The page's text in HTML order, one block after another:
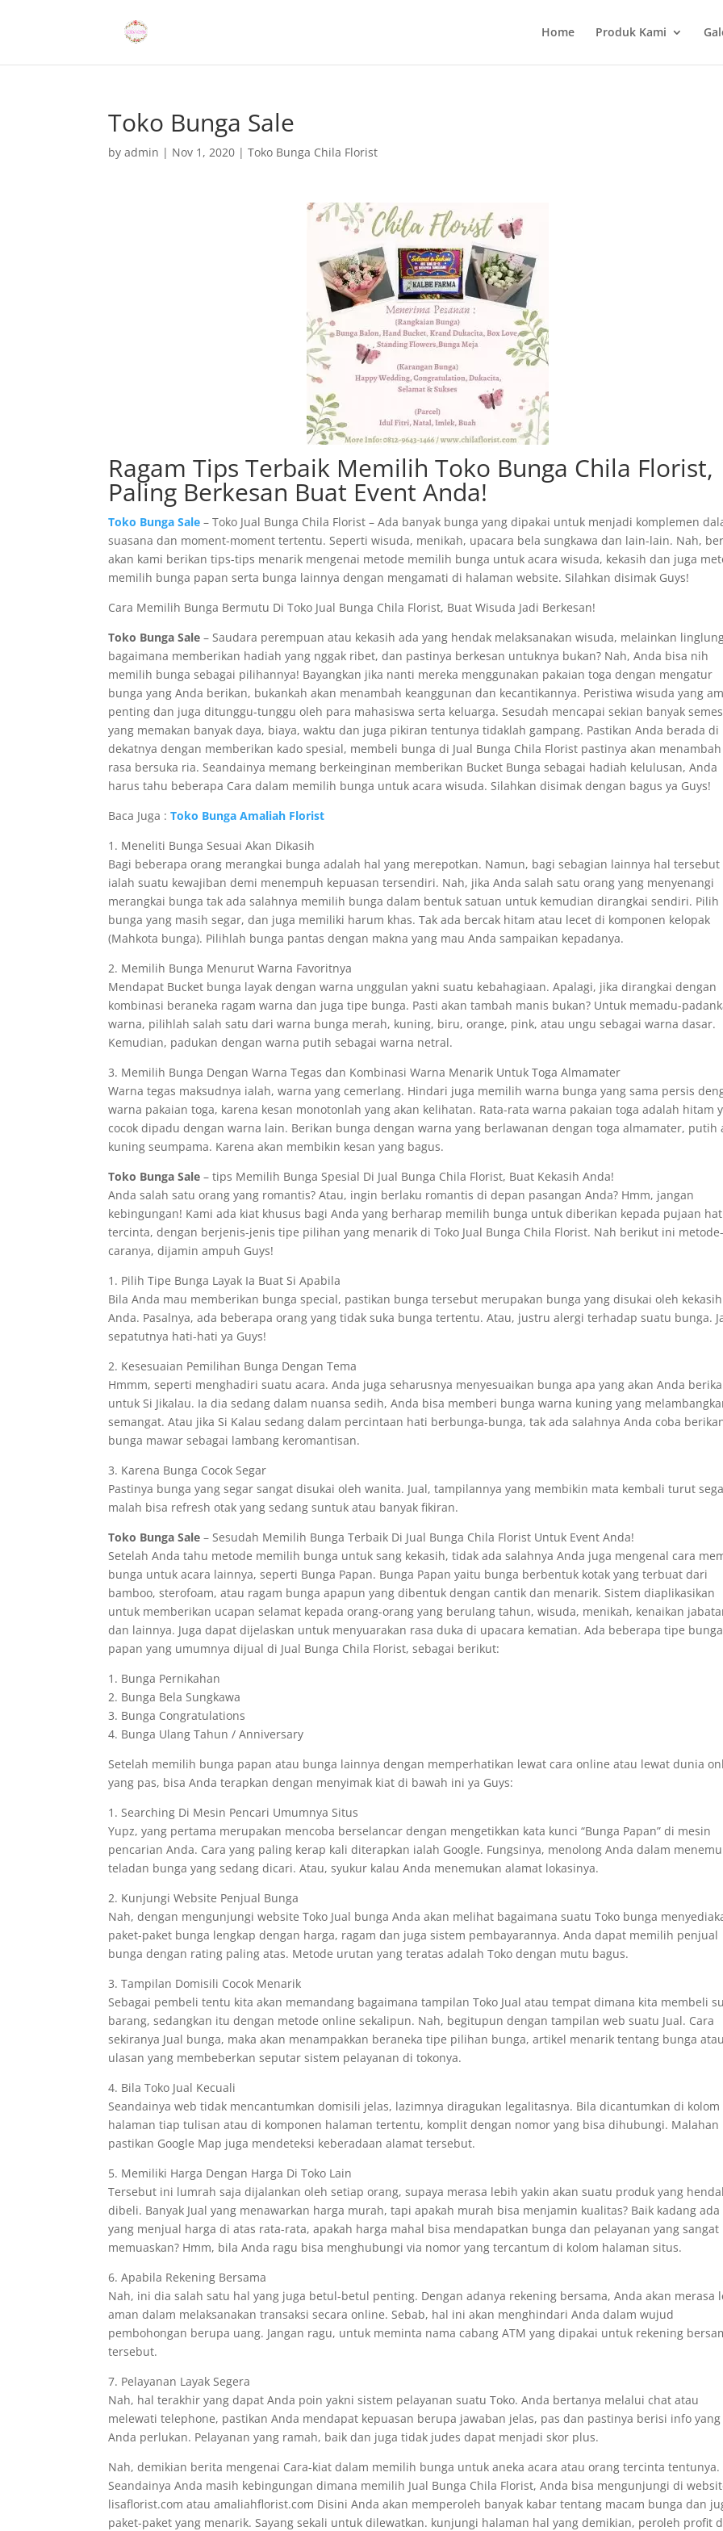
Home Produk Kami
Toko Bunga Sale
byadmin | Nov 1, 2020 |Toko Bunga Chila Florist
Ragam Tips Terbaik Memilih Toko Bunga Chila Florist,
Paling Berkesan Buat Event Anda!
Toko Bunga Sale – Toko Jual Bunga Chila Florist – Ada banyak bunga yang dipakai untuk menjadi komplemen
suasana dan moment-moment tertentu. Seperti wisuda, menikah, upacara bela sungkawa dan lain-lain. Nah,
akan kami berikan tips-tips menarik mengenai metode memilih bunga untuk acara wisuda, kekasih dan juga
memilih bunga papan serta bunga lainnya dengan mengamati di halaman website. Silahkan disimak Guys!
Cara Memilih Bunga Bermutu Di Toko Jual Bunga Chila Florist, Buat Wisuda Jadi Berkesan!
Toko Bunga Sale – Saudara perempuan atau kekasih ada yang hendak melaksanakan wisuda, melainkan
bagaimana memberikan hadiah yang nggak ribet, dan pastinya berkesan untuknya bukan? Nah, Anda bisa nih
memilih bunga sebagai pilihannya! Bayangkan jika nanti mereka menggunakan pakaian toga dengan mengatur
bunga yang Anda berikan, bukankah akan menambah keanggunan dan kecantikannya. Peristiwa wisuda yang
penting dan juga ditunggu-tunggu oleh para mahasiswa serta keluarga. Sesudah mencapai sekian banyak
yang memakan banyak daya, biaya, waktu dan juga pikiran tentunya tidaklah gampang. Pastikan Anda berada di
dekatnya dengan memberikan kado spesial, membeli bunga di Jual Bunga Chila Florist pastinya akan menambah
rasa bersuka ria. Seandainya memang berkeinginan memberikan Bucket Bunga sebagai hadiah kelulusan, Anda
harus tahu beberapa Cara dalam memilih bunga untuk acara wisuda. Silahkan disimak dengan bagus ya Guys!
Baca Juga :Toko Bunga Amaliah Florist
1. Meneliti Bunga Sesuai Akan Dikasih
Bagi beberapa orang merangkai bunga adalah hal yang merepotkan. Namun, bagi sebagian lainnya hal tersebut
ialah suatu kewajiban demi menempuh kepuasan tersendiri. Nah, jika Anda salah satu orang yang menyenangi
merangkai bunga tak ada salahnya memilih bunga dalam bentuk satuan untuk kemudian dirangkai sendiri. Pilih
bunga yang masih segar, dan juga memiliki harum khas. Tak ada bercak hitam atau lecet di komponen kelopak
(Mahkota bunga). Pilihlah bunga pantas dengan makna yang mau Anda sampaikan kepadanya.
2. Memilih Bunga Menurut Warna Favoritnya
Mendapat Bucket bunga layak dengan warna unggulan yakni suatu kebahagiaan. Apalagi, jika dirangkai dengan
kombinasi beraneka ragam warna dan juga tipe bunga. Pasti akan tambah manis bukan? Untuk memadu-
warna, pilihlah salah satu dari warna bunga merah, kuning, biru, orange, pink, atau ungu sebagai warna dasar.
Kemudian, padukan dengan warna putih sebagai warna netral.
3. Memilih Bunga Dengan Warna Tegas dan Kombinasi Warna Menarik Untuk Toga Almamater
Warna tegas maksudnya ialah, warna yang cemerlang. Hindari juga memilih warna bunga yang sama persis
warna pakaian toga, karena kesan monotonlah yang akan kelihatan. Rata-rata warna pakaian toga adalah hitam
cocok dipadu dengan warna lain. Berikan bunga dengan warna yang berlawanan dengan toga almamater, putih
kuning seumpama. Karena akan membikin kesan yang bagus.
Toko Bunga Sale – tips Memilih Bunga Spesial Di Jual Bunga Chila Florist, Buat Kekasih Anda!
Anda salah satu orang yang romantis? Atau, ingin berlaku romantis di depan pasangan Anda? Hmm, jangan
kebingungan! Kami ada kiat khusus bagi Anda yang berharap memilih bunga untuk diberikan kepada pujaan
tercinta, dengan berjenis-jenis tipe pilihan yang menarik di Toko Jual Bunga Chila Florist. Nah berikut ini
caranya, dijamin ampuh Guys!
1. Pilih Tipe Bunga Layak Ia Buat Si Apabila
Bila Anda mau memberikan bunga special, pastikan bunga tersebut merupakan bunga yang disukai oleh kekasih
Anda. Pasalnya, ada beberapa orang yang tidak suka bunga tertentu. Atau, justru alergi terhadap suatu bunga.
sepatutnya hati-hati ya Guys!
2. Kesesuaian Pemilihan Bunga Dengan Tema
Hmmm, seperti menghadiri suatu acara. Anda juga seharusnya menyesuaikan bunga apa yang akan Anda
untuk Si Jikalau. Ia dia sedang dalam nuansa sedih, Anda bisa memberi bunga warna kuning yang
semangat. Atau jika Si Kalau sedang dalam percintaan hati berbunga-bunga, tak ada salahnya Anda coba
bunga mawar sebagai lambang keromantisan.
3. Karena Bunga Cocok Segar
Pastinya bunga yang segar sangat disukai oleh wanita. Jual, tampilannya yang membikin mata kembali turut
malah bisa refresh otak yang sedang suntuk atau banyak fikiran.
Toko Bunga Sale – Sesudah Memilih Bunga Terbaik Di Jual Bunga Chila Florist Untuk Event Anda!
Setelah Anda tahu metode memilih bunga untuk sang kekasih, tidak ada salahnya Anda juga mengenal cara
bunga untuk acara lainnya, seperti Bunga Papan. Bunga Papan yaitu bunga berbentuk kotak yang terbuat dari
bamboo, sterofoam, atau ragam bunga apapun yang dibentuk dengan cantik dan menarik. Sistem diaplikasikan
untuk memberikan ucapan selamat kepada orang-orang yang berulang tahun, wisuda, menikah, kenaikan
dan lainnya. Juga dapat dijelaskan untuk menyuarakan rasa duka di upacara kematian. Ada beberapa tipe bunga
papan yang umumnya dijual di Jual Bunga Chila Florist, sebagai berikut:
1. Bunga Pernikahan
2. Bunga Bela Sungkawa
3. Bunga Congratulations
4. Bunga Ulang Tahun / Anniversary
Setelah memilih bunga papan atau bunga lainnya dengan memperhatikan lewat cara online atau lewat dunia
yang pas, bisa Anda terapkan dengan menyimak kiat di bawah ini ya Guys:
1. Searching Di Mesin Pencari Umumnya Situs
Yupz, yang pertama merupakan mencoba berselancar dengan mengetikkan kata kunci “Bunga Papan” di mesin
pencarian Anda. Cara yang paling kerap kali diterapkan ialah Google. Fungsinya, menolong Anda dalam
teladan bunga yang sedang dicari. Atau, syukur kalau Anda menemukan alamat lokasinya.
2. Kunjungi Website Penjual Bunga
Nah, dengan mengunjungi website Toko Jual bunga Anda akan melihat bagaimana suatu Toko bunga
paket-paket bunga lengkap dengan harga, ragam dan juga sistem pembayarannya. Anda dapat memilih penjual
bunga dengan rating paling atas. Metode urutan yang teratas adalah Toko dengan mutu bagus.
3. Tampilan Domisili Cocok Menarik
Sebagai pembeli tentu kita akan memandang bagaimana tampilan Toko Jual atau tempat dimana kita membeli
barang, sedangkan itu dengan metode online sekalipun. Nah, begitupun dengan tampilan web suatu Jual. Cara
sekiranya Jual bunga, maka akan menampakkan beraneka tipe pilihan bunga, artikel menarik tentang bunga
ulasan yang membeberkan seputar sistem pelayanan di tokonya.
4. Bila Toko Jual Kecuali
Seandainya web tidak mencantumkan domisili jelas, lazimnya diragukan legalitasnya. Bila dicantumkan di kolom
halaman tiap tulisan atau di komponen halaman tertentu, komplit dengan nomor yang bisa dihubungi. Malahan
pastikan Google Map juga mendeteksi keberadaan alamat tersebut.
5. Memiliki Harga Dengan Harga Di Toko Lain
Tersebut ini lumrah saja dijalankan oleh setiap orang, supaya merasa lebih yakin akan suatu produk yang
dibeli. Banyak Jual yang menawarkan harga murah, tapi apakah murah bisa menjamin kualitas? Baik kadang ada
yang menjual harga di atas rata-rata, apakah harga mahal bisa mendapatkan bunga dan pelayanan yang sangat
memuaskan? Hmm, bila Anda ragu bisa menghubungi via nomor yang tercantum di kolom halaman situs.
6. Apabila Rekening Bersama
Nah, ini dia salah satu hal yang juga betul-betul penting. Dengan adanya rekening bersama, Anda akan merasa
aman dalam melaksanakan transaksi secara online. Sebab, hal ini akan menghindari Anda dalam wujud
pembohongan berupa uang. Jangan ragu, untuk meminta nama cabang ATM yang dipakai untuk rekening
tersebut.
7. Pelayanan Layak Segera
Nah, hal terakhir yang dapat Anda poin yakni sistem pelayanan suatu Toko. Anda bertanya melalui chat atau
melewati telephone, pastikan Anda mendapat kepuasan berupa jawaban jelas, pas dan pastinya berisi info yang
Anda perlukan. Pelayanan yang ramah, baik dan juga tidak judes dapat menjadi skor plus.
Nah, demikian berita mengenai Cara-kiat dalam memilih bunga untuk aneka acara atau orang tercinta tentunya.
Seandainya Anda masih kebingungan dimana memilih Jual Bunga Chila Florist, Anda bisa mengunjungi di
lisaflorist.com atau amaliahflorist.com Disini Anda akan memperoleh banyak kabar tentang macam bunga dan
paket-paket yang menarik. Sayang sekali untuk dilewatkan. kunjungi halaman hal yang demikian, peroleh profit